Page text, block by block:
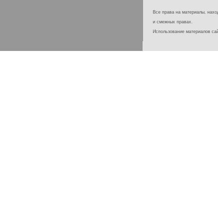
Все права на материалы,
и смежных правах.
Использование материалов